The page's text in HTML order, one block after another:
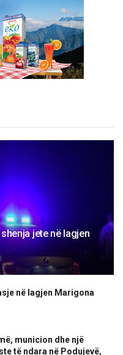
jete në lagjen
në lagjen Marigona
municion dhe një
të ndara në Podujevë,